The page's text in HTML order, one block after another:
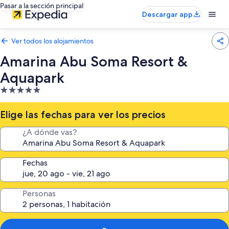
Pasar a la sección principal
Descargar app
Ver todos los alojamientos
Amarina Abu Soma Resort &
Aquapark
Alojamiento
de
5.0 estrellas
Elige las fechas para ver los precios
¿A dónde vas?
Fechas
Personas